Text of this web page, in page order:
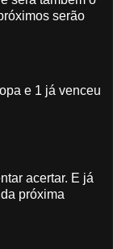
serão
e 1 já venceu
acertar. E já
próxima